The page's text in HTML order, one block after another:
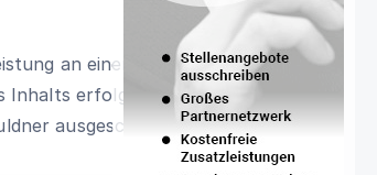
an einen anderen als
Inhalts erfolgen kann
ausgeschlossen ist.